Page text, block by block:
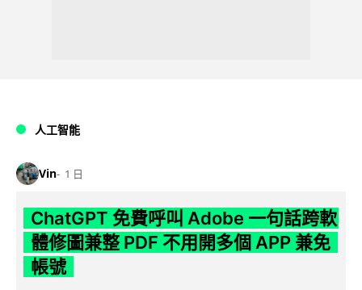
人工智能
Vin 1 日
ChatGPT 免費呼叫 Adobe 一句話跨軟
體修圖兼整 PDF 不用開多個 APP 兼免
帳號